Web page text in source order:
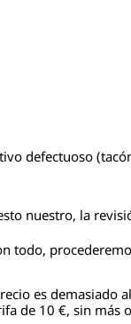
defectuoso
nuestro, la
todo,
es demasiado
de 10 €, sin más